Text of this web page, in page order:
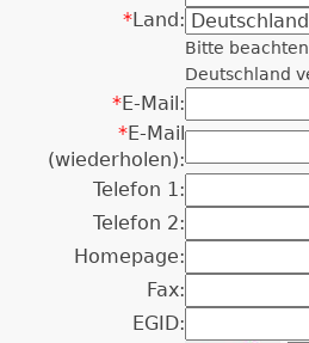
*Land:
Bitte
Deutschland
*E-Mail:
*E-Mail
(wiederholen):
Telefon 1:
Telefon 2:
Homepage:
Fax:
EGID: